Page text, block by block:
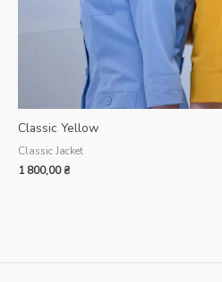
Classic Yellow
Classic Jacket
1 800,00₴